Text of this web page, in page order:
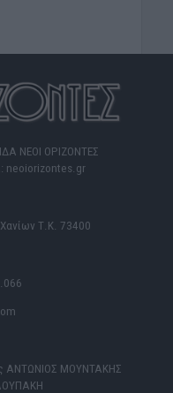
ΝΕΟΙ ΟΡΙΖΟΝΤΕΣ
neoiorizontes.gr
Τ.Κ. 73400
ΑΝΤΩΝΙΟΣ ΜΟΥΝΤΑΚΗΣ